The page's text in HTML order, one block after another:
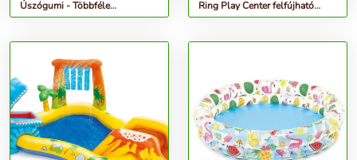
Úszógumi - Többféle
(58221NP)
Ring Play Center felfújható
Gyerekmedence 297x193x1...